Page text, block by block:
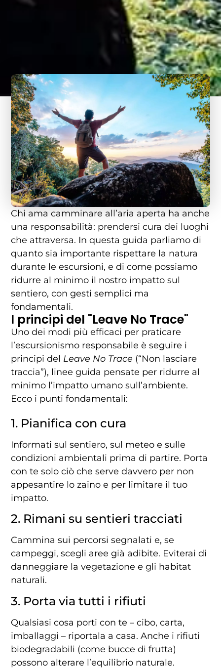
Chi ama camminare all’aria aperta ha anche
una responsabilità: prendersi cura dei luoghi
che attraversa. In questa guida parliamo di
quanto sia importante rispettare la natura
durante le escursioni, e di come possiamo
ridurre al minimo il nostro impatto sul
sentiero, con gesti semplici ma
fondamentali.
I principi del "Leave No Trace"
Unodei modi piùefficaci per praticare
l’escursionismo responsabileèseguire i
principidel Leave No Trace (“Non lasciare
traccia”), lineeguida pensate per ridurre al
minimo l’impatto umanosull’ambiente.
Ecco i puntifondamentali:
1. Pianifica con cura
Informatisulsentiero,sul meteoesulle
condizioni ambientali primadi partire. Porta
contesolociòcheservedavvero per non
appesantire lozainoe per limitare iltuo
impatto.
2. Rimanisusentieritracciati
Camminasui percorsisegnalatie,se
campeggi,scegli areegià adibite. Eviteraidi
danneggiare lavegetazioneegli habitat
naturali.
3. Portaviatutti i rifiuti
Qualsiasicosa porticonte –cibo,carta,
imballaggi – riportala acasa.Anche i rifiuti
biodegradabili (come buccedifrutta)
possono alterare l’equilibrio naturale.